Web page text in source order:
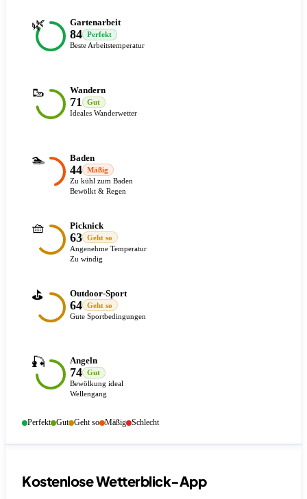
🌿 Gartenarbeit
84
Perfekt
Beste Arbeitstemperatur
🥾 Wandern
71
Gut
Ideales Wanderwetter
🏊 Baden
44
Mäßig
Zu kühl zum Baden
Bewölkt & Regen
🧺 Picknick
63
Geht so
Angenehme Temperatur
Zu windig
⛳ Outdoor-Sport
64
Geht so
Gute Sportbedingungen
🎣 Angeln
74
Gut
Bewölkung ideal
Wellengang
Perfekt Gut Geht so Mäßig Schlecht
Kostenlose Wetterblick-App